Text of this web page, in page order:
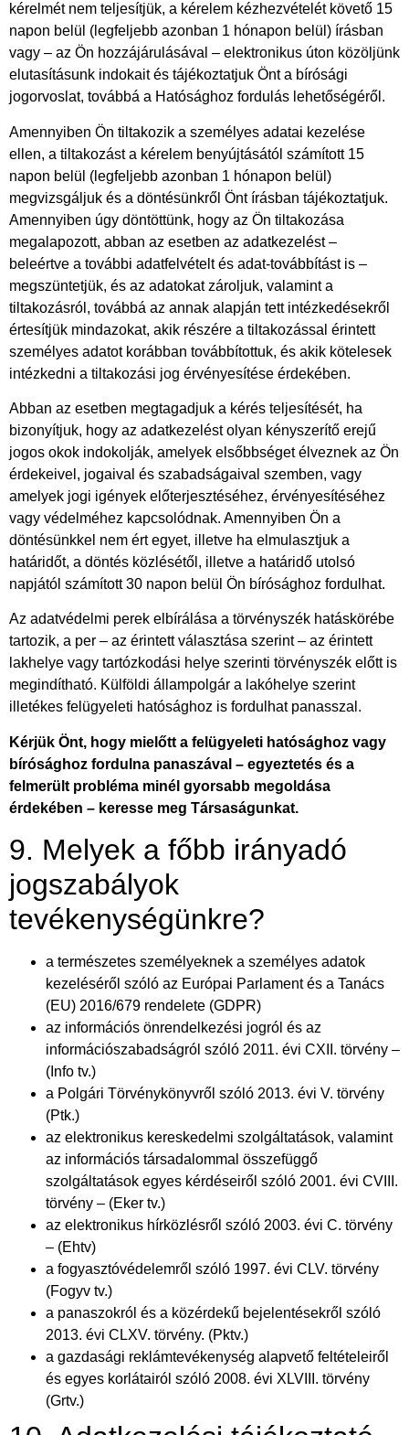
kérelmét nem teljesítjük, a kérelem kézhezvételét követő 15
napon belül (legfeljebb azonban 1 hónapon belül) írásban
vagy – az Ön hozzájárulásával – elektronikus úton közöljünk
elutasításunk indokait és tájékoztatjuk Önt a bírósági
jogorvoslat, továbbá a Hatósághoz fordulás lehetőségéről.
Amennyiben Ön tiltakozik a személyes adatai kezelése
ellen, a tiltakozást a kérelem benyújtásától számított 15
napon belül (legfeljebb azonban 1 hónapon belül)
megvizsgáljuk és a döntésünkről Önt írásban tájékoztatjuk.
Amennyiben úgy döntöttünk, hogy az Ön tiltakozása
megalapozott, abban az esetben az adatkezelést –
beleértve a további adatfelvételt és adat-továbbítást is –
megszüntetjük, és az adatokat zároljuk, valamint a
tiltakozásról, továbbá az annak alapján tett intézkedésekről
értesítjük mindazokat, akik részére a tiltakozással érintett
személyes adatot korábban továbbítottuk, és akik kötelesek
intézkedni a tiltakozási jog érvényesítése érdekében.
Abban az esetben megtagadjuk a kérés teljesítését, ha
bizonyítjuk, hogy az adatkezelést olyan kényszerítő erejű
jogos okok indokolják, amelyek elsőbbséget élveznek az Ön
érdekeivel, jogaival és szabadságaival szemben, vagy
amelyek jogi igények előterjesztéséhez, érvényesítéséhez
vagy védelméhez kapcsolódnak. Amennyiben Ön a
döntésünkkel nem ért egyet, illetve ha elmulasztjuk a
határidőt, a döntés közlésétől, illetve a határidő utolsó
napjától számított 30 napon belül Ön bírósághoz fordulhat.
Az adatvédelmi perek elbírálása a törvényszék hatáskörébe
tartozik, a per – az érintett választása szerint – az érintett
lakhelye vagy tartózkodási helye szerinti törvényszék előtt is
megindítható. Külföldi állampolgár a lakóhelye szerint
illetékes felügyeleti hatósághoz is fordulhat panasszal.
Kérjük Önt, hogy mielőtt a felügyeleti hatósághoz vagy
bírósághoz fordulna panaszával – egyeztetés és a
felmerült probléma minél gyorsabb megoldása
érdekében – keresse meg Társaságunkat.
9. Melyek a főbb irányadó
jogszabályok
tevékenységünkre?
a természetes személyeknek a személyes adatok
kezeléséről szóló az Európai Parlament és a Tanács
(EU) 2016/679 rendelete (GDPR)
az információs önrendelkezési jogról és az
információszabadságról szóló 2011. évi CXII. törvény –
(Info tv.)
a Polgári Törvénykönyvről szóló 2013. évi V. törvény
(Ptk.)
az elektronikus kereskedelmi szolgáltatások, valamint
az információs társadalommal összefüggő
szolgáltatások egyes kérdéseiről szóló 2001. évi CVIII.
törvény – (Eker tv.)
az elektronikus hírközlésről szóló 2003. évi C. törvény
– (Ehtv)
a fogyasztóvédelemről szóló 1997. évi CLV. törvény
(Fogyv tv.)
a panaszokról és a közérdekű bejelentésekről szóló
2013. évi CLXV. törvény. (Pktv.)
a gazdasági reklámtevékenység alapvető feltételeiről
és egyes korlátairól szóló 2008. évi XLVIII. törvény
(Grtv.)